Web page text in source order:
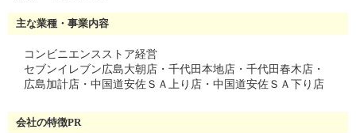
主な業種・事業内容
コンビニエンスストア経営
セブンイレブン広島大朝店・千代田本地店・千代田春木店・
広島加計店・中国道安佐ＳＡ上り店・中国道安佐ＳＡ下り店
会社の特徴PR